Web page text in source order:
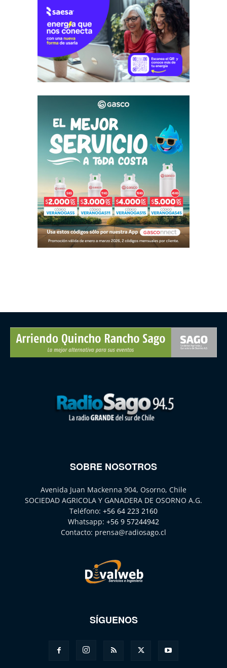
SOBRE NOSOTROS
Avenida Juan Mackenna 904, Osorno, Chile
SOCIEDAD AGRICOLA Y GANADERA DE OSORNO A.G.
Teléfono: +56 64 223 2160
Whatsapp: +56 9 57244942
Contacto: prensa@radiosago.cl
SÍGUENOS